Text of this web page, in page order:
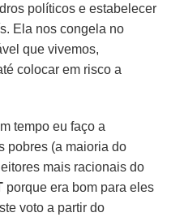
políticos e estabelecer
Ela nos congela no
que vivemos,
colocar em risco a
tempo eu faço a
pobres (a maioria do
mais racionais do
porque era bom para eles
voto a partir do